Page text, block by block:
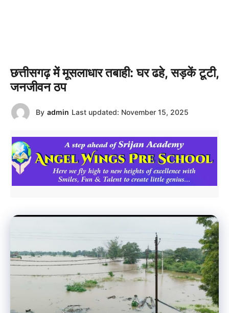
छत्तीसगढ़ में मूसलाधार तबाही: घर ढहे, सड़कें टूटी,
जनजीवन ठप
By admin Last updated: November 15, 2025